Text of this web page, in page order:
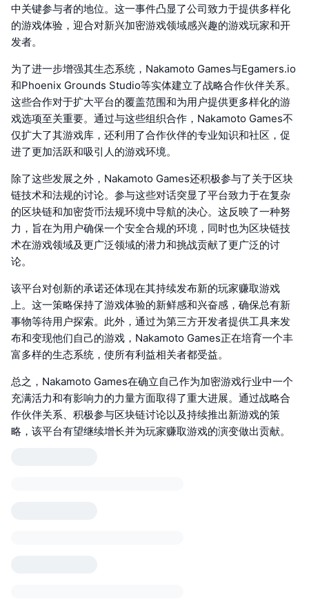
中关键参与者的地位。这一事件凸显了公司致力于提供多样化
的游戏体验，迎合对新兴加密游戏领域感兴趣的游戏玩家和开
发者。
为了进一步增强其生态系统，Nakamoto Games与Egamers.io
和Phoenix Grounds Studio等实体建立了战略合作伙伴关系。
这些合作对于扩大平台的覆盖范围和为用户提供更多样化的游
戏选项至关重要。通过与这些组织合作，Nakamoto Games不
仅扩大了其游戏库，还利用了合作伙伴的专业知识和社区，促
进了更加活跃和吸引人的游戏环境。
除了这些发展之外，Nakamoto Games还积极参与了关于区块
链技术和法规的讨论。参与这些对话突显了平台致力于在复杂
的区块链和加密货币法规环境中导航的决心。这反映了一种努
力，旨在为用户确保一个安全合规的环境，同时也为区块链技
术在游戏领域及更广泛领域的潜力和挑战贡献了更广泛的讨
论。
该平台对创新的承诺还体现在其持续发布新的玩家赚取游戏
上。这一策略保持了游戏体验的新鲜感和兴奋感，确保总有新
事物等待用户探索。此外，通过为第三方开发者提供工具来发
布和变现他们自己的游戏，Nakamoto Games正在培育一个丰
富多样的生态系统，使所有利益相关者都受益。
总之，Nakamoto Games在确立自己作为加密游戏行业中一个
充满活力和有影响力的力量方面取得了重大进展。通过战略合
作伙伴关系、积极参与区块链讨论以及持续推出新游戏的策
略，该平台有望继续增长并为玩家赚取游戏的演变做出贡献。